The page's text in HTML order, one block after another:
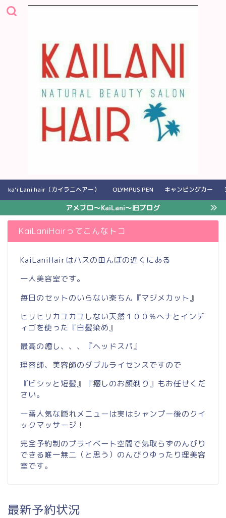
ka’i Lani hair（カイラニヘアー） OLYMPUS PEN キャンピングカー
アメブロ〜KaiLani〜旧ブログ
KaiLaniHairってこんなトコ
KaiLaniHairはハスの田んぼの近くにある
一人美容室です。
毎日のセットのいらない楽ちん『マジメカット』
ヒリヒリカユカユしない天然１００%ヘナとインデ
ィゴを使った『白髪染め』
最高の癒し、、、『ヘッドスパ』
理容師、美容師のダブルライセンスですので
『ビシッと短髪』『癒しのお顔剃り』もお任せくだ
さい。
一番人気な隠れメニューは実はシャンプー後のクイ
ックマッサージ！
完全予約制のプライベート空間で気取らずのんびり
できる唯一無二（と思う）のんびりゆったり理美容
室です。
最新予約状況